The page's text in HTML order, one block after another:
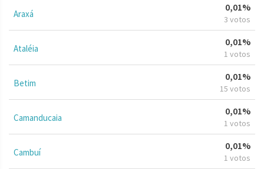
Araxá
0,01%
3 votos
Ataléia
0,01%
1 votos
Betim
0,01%
15 votos
Camanducaia
0,01%
1 votos
Cambuí
0,01%
1 votos